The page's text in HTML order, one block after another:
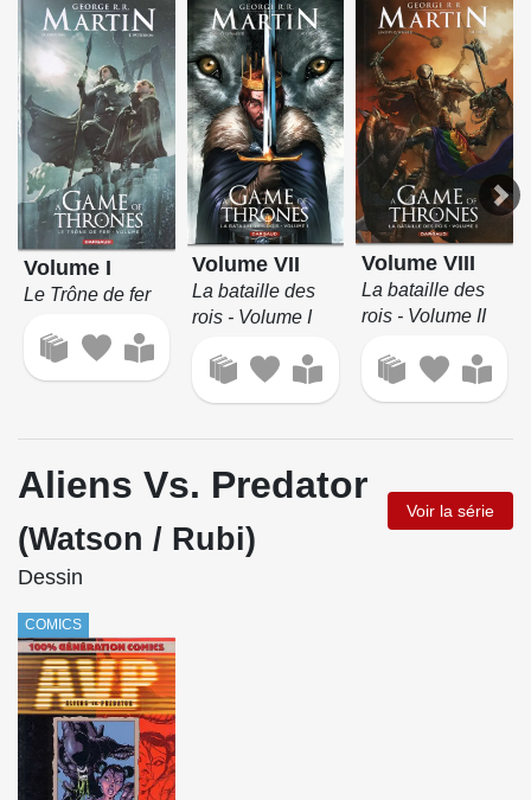
Volume I
Le Trône de fer
Volume VII
La bataille des
rois - Volume I
Volume VIII
La bataille des
rois - Volume II
Aliens Vs. Predator
(Watson / Rubi)
Voir la série
Dessin
COMICS